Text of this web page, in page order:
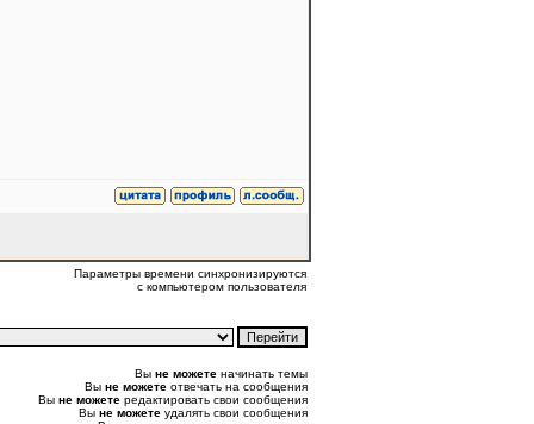
Параметры времени синхронизируются
с компьютером пользователя
Вы не можете начинать темы
Вы не можете отвечать на сообщения
Вы не можете редактировать свои сообщения
Вы не можете удалять свои сообщения